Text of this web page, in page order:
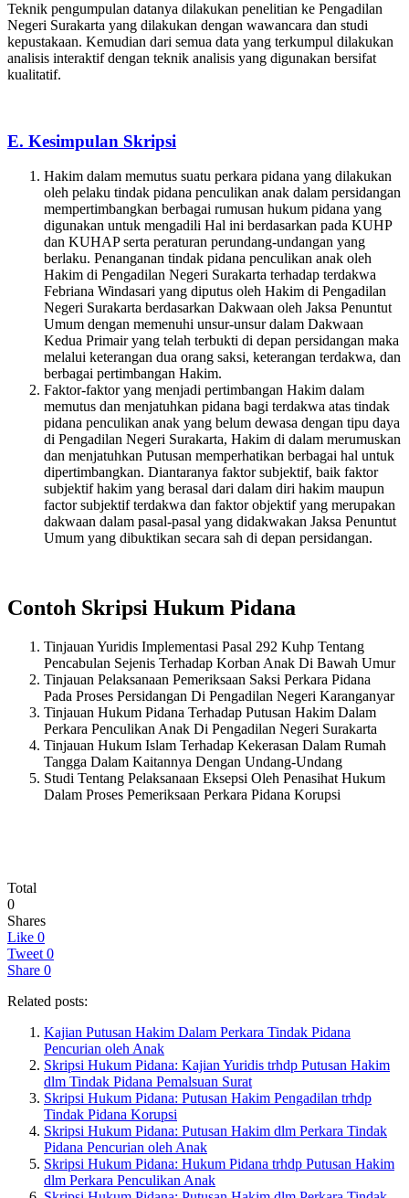
Teknik pengumpulan datanya dilakukan penelitian ke Pengadilan
Negeri Surakarta yang dilakukan dengan wawancara dan studi
kepustakaan. Kemudian dari semua data yang terkumpul dilakukan
analisis interaktif dengan teknik analisis yang digunakan bersifat
kualitatif.
E. Kesimpulan Skripsi
Hakim dalam memutus suatu perkara pidana yang dilakukan
oleh pelaku tindak pidana penculikan anak dalam persidangan
mempertimbangkan berbagai rumusan hukum pidana yang
digunakan untuk mengadili Hal ini berdasarkan pada KUHP
dan KUHAP serta peraturan perundang-undangan yang
berlaku. Penanganan tindak pidana penculikan anak oleh
Hakim di Pengadilan Negeri Surakarta terhadap terdakwa
Febriana Windasari yang diputus oleh Hakim di Pengadilan
Negeri Surakarta berdasarkan Dakwaan oleh Jaksa Penuntut
Umum dengan memenuhi unsur-unsur dalam Dakwaan
Kedua Primair yang telah terbukti di depan persidangan maka
melalui keterangan dua orang saksi, keterangan terdakwa, dan
berbagai pertimbangan Hakim.
Faktor-faktor yang menjadi pertimbangan Hakim dalam
memutus dan menjatuhkan pidana bagi terdakwa atas tindak
pidana penculikan anak yang belum dewasa dengan tipu daya
di Pengadilan Negeri Surakarta, Hakim di dalam merumuskan
dan menjatuhkan Putusan memperhatikan berbagai hal untuk
dipertimbangkan. Diantaranya faktor subjektif, baik faktor
subjektif hakim yang berasal dari dalam diri hakim maupun
factor subjektif terdakwa dan faktor objektif yang merupakan
dakwaan dalam pasal-pasal yang didakwakan Jaksa Penuntut
Umum yang dibuktikan secara sah di depan persidangan.
Contoh Skripsi Hukum Pidana
Tinjauan Yuridis Implementasi Pasal 292 Kuhp Tentang
Pencabulan Sejenis Terhadap Korban Anak Di Bawah Umur
Tinjauan Pelaksanaan Pemeriksaan Saksi Perkara Pidana
Pada Proses Persidangan Di Pengadilan Negeri Karanganyar
Tinjauan Hukum Pidana Terhadap Putusan Hakim Dalam
Perkara Penculikan Anak Di Pengadilan Negeri Surakarta
Tinjauan Hukum Islam Terhadap Kekerasan Dalam Rumah
Tangga Dalam Kaitannya Dengan Undang-Undang
Studi Tentang Pelaksanaan Eksepsi Oleh Penasihat Hukum
Dalam Proses Pemeriksaan Perkara Pidana Korupsi
Total
0
Shares
Like 0
Tweet 0
Share 0
Related posts:
Kajian Putusan Hakim Dalam Perkara Tindak Pidana
Pencurian oleh Anak
Skripsi Hukum Pidana: Kajian Yuridis trhdp Putusan Hakim
dlm Tindak Pidana Pemalsuan Surat
Skripsi Hukum Pidana: Putusan Hakim Pengadilan trhdp
Tindak Pidana Korupsi
Skripsi Hukum Pidana: Putusan Hakim dlm Perkara Tindak
Pidana Pencurian oleh Anak
Skripsi Hukum Pidana: Hukum Pidana trhdp Putusan Hakim
dlm Perkara Penculikan Anak